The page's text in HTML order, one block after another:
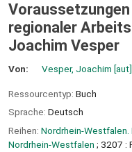
Voraussetzungen
regionaler
Joachim Vesper
Von: Vesper, Joachim [aut]
Ressourcentyp: Buch
Sprache: Deutsch
Reihen: Nordrhein-
Nordrhein-Westfalen ; 3207 :